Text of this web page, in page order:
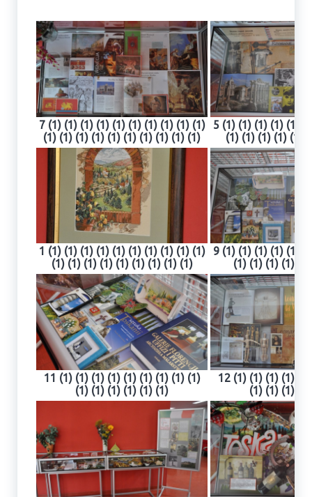
7 (1) (1) (1) (1) (1) (1) (1) (1) (1) (1)
(1) (1) (1) (1) (1) (1) (1) (1) (1) (1)
5 (1) (1) (1) (1) (1)
(1) (1) (1) (1) (1)
1 (1) (1) (1) (1) (1) (1) (1) (1) (1) (1)
(1) (1) (1) (1) (1) (1) (1) (1) (1)
9 (1) (1) (1) (1) (1)
(1) (1) (1) (1)
11 (1) (1) (1) (1) (1) (1) (1) (1) (1)
(1) (1) (1) (1) (1) (1)
12 (1) (1) (1) (1)
(1) (1) (1)